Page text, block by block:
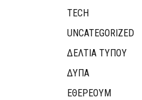
TECH
UNCATEGORIZED
ΔΕΛΤΙΑ ΤΥΠΟΥ
ΔΥΠΑ
ΕΘΈΡΕΟΥΜ